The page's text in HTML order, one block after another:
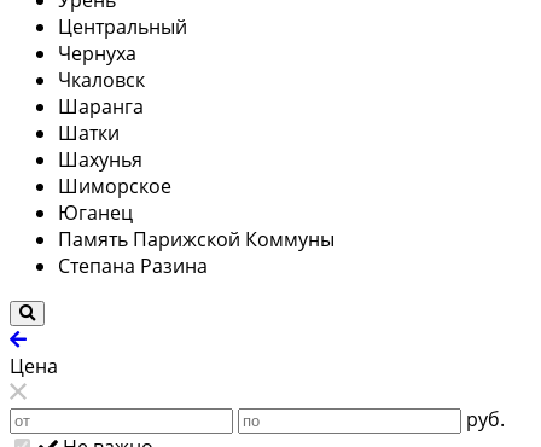
Центральный
Чернуха
Чкаловск
Шаранга
Шатки
Шахунья
Шиморское
Юганец
Память Парижской Коммуны
Степана Разина
Цена
руб.